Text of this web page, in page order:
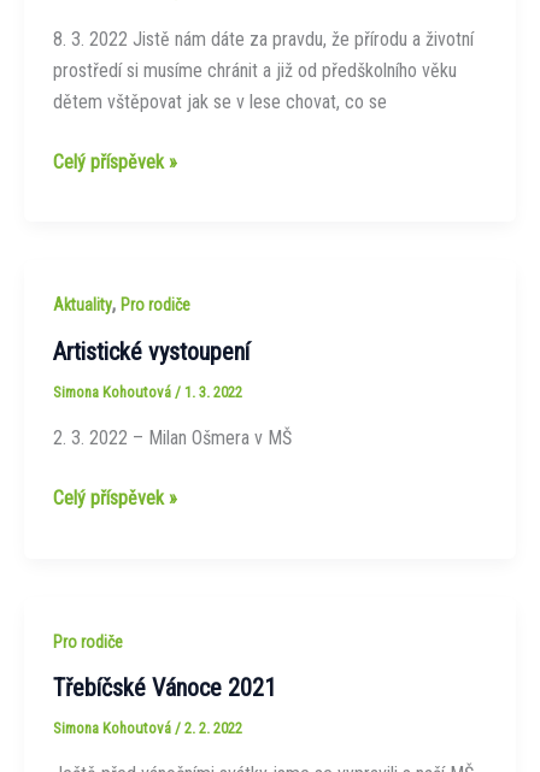
8. 3. 2022 Jistě nám dáte za pravdu, že přírodu a životní
prostředí si musíme chránit a již od předškolního věku
dětem vštěpovat jak se v lese chovat, co se
Divadlo
Celý příspěvek »
Aktuality, Pro rodiče
Artistické vystoupení
Simona Kohoutová / 1. 3. 2022
2. 3. 2022 – Milan Ošmera v MŠ
Artistické
Celý příspěvek »
Pro rodiče
Třebíčské Vánoce 2021
Simona Kohoutová / 2. 2. 2022